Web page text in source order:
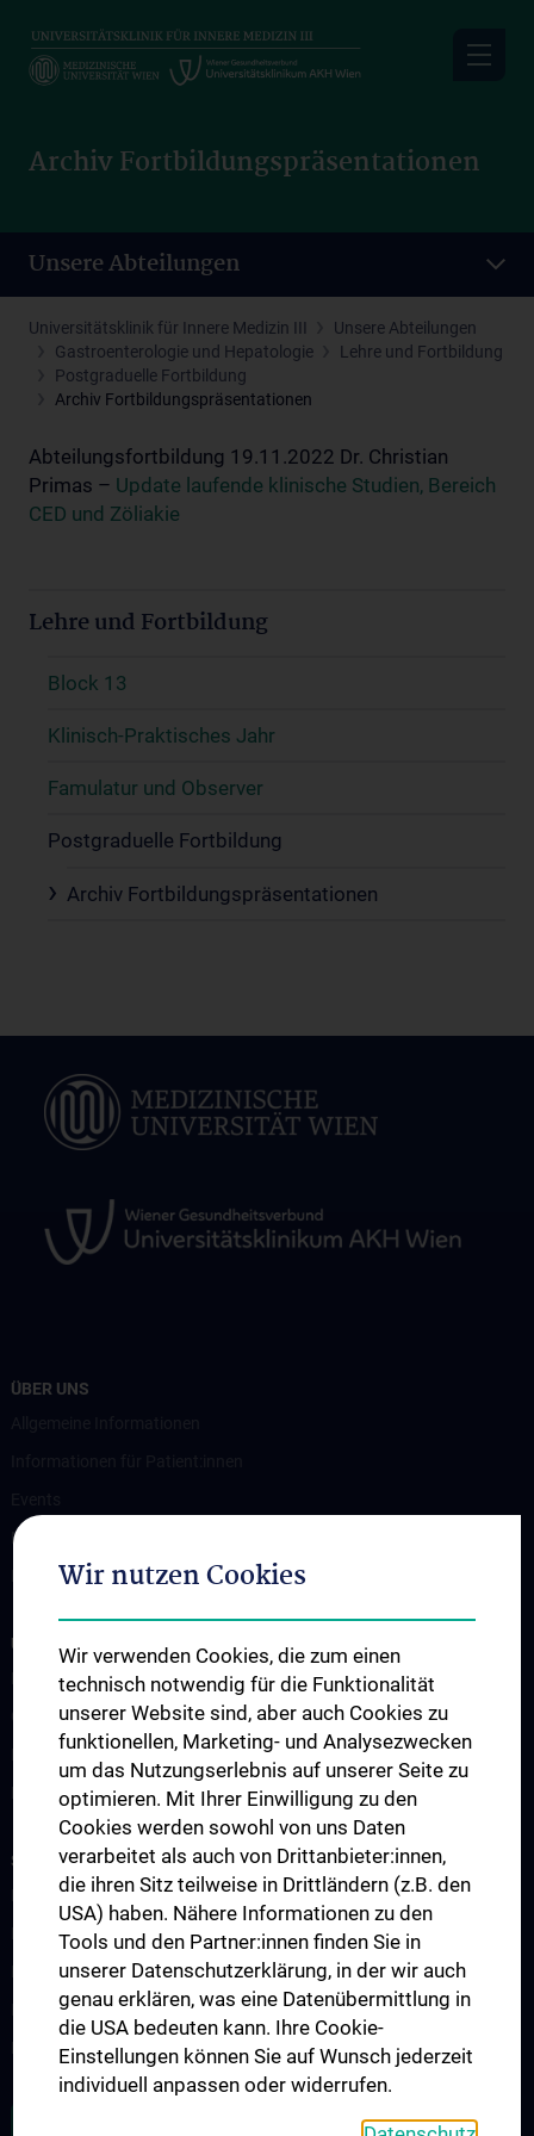
main
Archiv Fortbildungspräsentationen
Unsere Abteilungen
Universitätsklinik für Innere Medizin III
Unsere Abteilungen
Gastroenterologie und Hepatologie
Lehre und Fortbildung
Postgraduelle Fortbildung
Archiv Fortbildungspräsentationen
Abteilungsfortbildung 19.11.2022 Dr. Christian
Primas – Update laufende klinische Studien, Bereich
CED und Zöliakie
Lehre und Fortbildung
Block 13
Klinisch-Praktisches Jahr
Famulatur und Observer
Postgraduelle Fortbildung
Archiv Fortbildungspräsentationen
ÜBER UNS
News
Kontakt
UNSERE ABTEILUNGEN
Endokrinologie und Stoffwechsel
Gastroenterologie und Hepatologie
Nephrologie und Dialyse
Rheumatologie
STUDIUM, AUS- UND WEITERBILDUNG
Diplomstudium UN202
PhD-Studium UN094
Doktoratsstudium UN790
Internationale Studierende
Postgraduelle Ausbildung
Wir nutzen Cookies
Wir verwenden Cookies, die zum einen
technisch notwendig für die Funktionalität
unserer Website sind, aber auch Cookies zu
funktionellen, Marketing- und Analysezwecken
um das Nutzungserlebnis auf unserer Seite zu
optimieren. Mit Ihrer Einwilligung zu den
Cookies werden sowohl von uns Daten
verarbeitet als auch von Drittanbieter:innen,
die ihren Sitz teilweise in Drittländern (z.B. den
USA) haben. Nähere Informationen zu den
Tools und den Partner:innen finden Sie in
unserer Datenschutzerklärung, in der wir auch
genau erklären, was eine Datenübermittlung in
die USA bedeuten kann. Ihre Cookie-
Einstellungen können Sie auf Wunsch jederzeit
individuell anpassen oder widerrufen.